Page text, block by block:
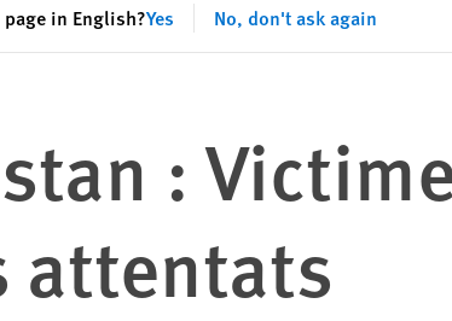
in English?Yes No, don't ask again
:
attentats